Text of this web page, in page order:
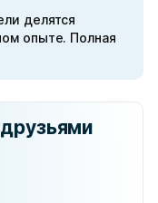
делятся
опыте. Полная